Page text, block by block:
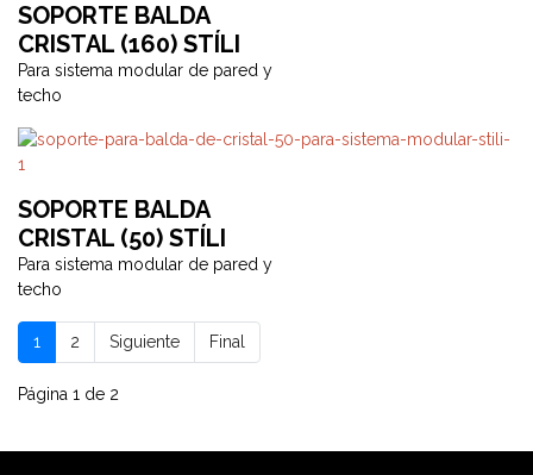
SOPORTE BALDA
CRISTAL (160) STÍLI
Para sistema modular de pared y
techo
SOPORTE BALDA
CRISTAL (50) STÍLI
Para sistema modular de pared y
techo
1 2 Siguiente Final
Página 1 de 2